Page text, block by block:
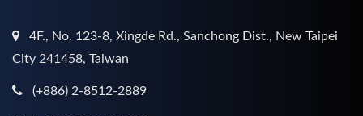
4F., No. 123-8, Xingde Rd., Sanchong Dist., New Taipei
City 241458, Taiwan
(+886) 2-8512-2889